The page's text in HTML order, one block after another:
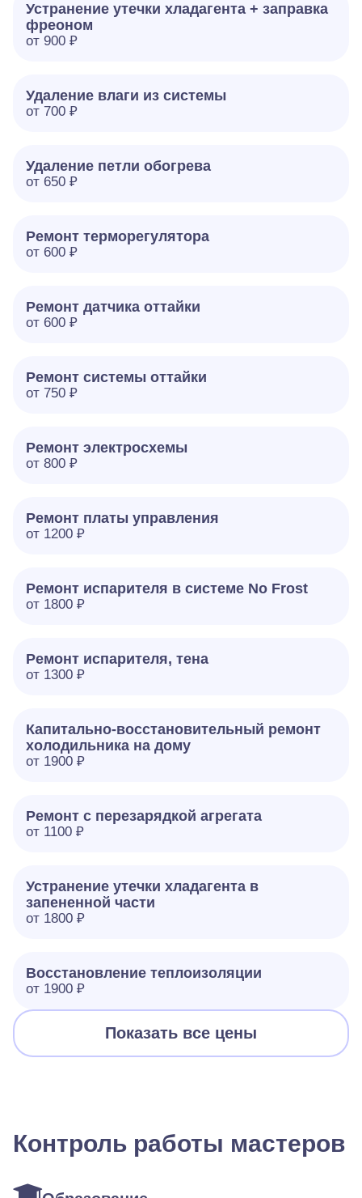
Устранение утечки хладагента + заправка
фреоном
от 900 ₽
Удаление влаги из системы
от 700 ₽
Удаление петли обогрева
от 650 ₽
Ремонт терморегулятора
от 600 ₽
Ремонт датчика оттайки
от 600 ₽
Ремонт системы оттайки
от 750 ₽
Ремонт электросхемы
от 800 ₽
Ремонт платы управления
от 1200 ₽
Ремонт испарителя в системе No Frost
от 1800 ₽
Ремонт испарителя, тена
от 1300 ₽
Капитально-восстановительный ремонт
холодильника на дому
от 1900 ₽
Ремонт с перезарядкой агрегата
от 1100 ₽
Устранение утечки хладагента в
запененной части
от 1800 ₽
Восстановление теплоизоляции
от 1900 ₽
Показать все цены
Контроль работы мастеров